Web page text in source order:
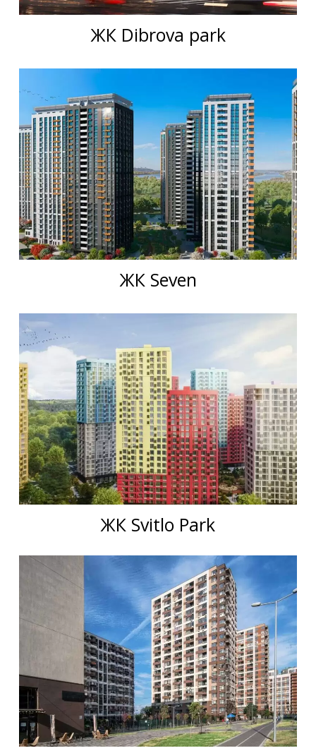
ЖК Dibrova park
ЖК Seven
ЖК Svitlo Park